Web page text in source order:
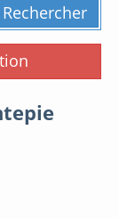
Rechercher